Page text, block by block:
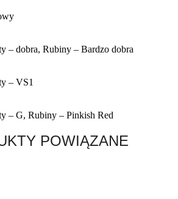
– dobra, Rubiny – Bardzo dobra
– VS1
– G, Rubiny – Pinkish Red
POWIĄZANE